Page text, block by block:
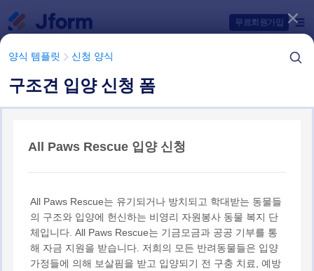
무료회원가입
양식 템플릿 신청 양식
구조견 입양 신청 폼
양식 템플릿 신청 양식
4 개의 템플릿들
양식 템플릿 항목들